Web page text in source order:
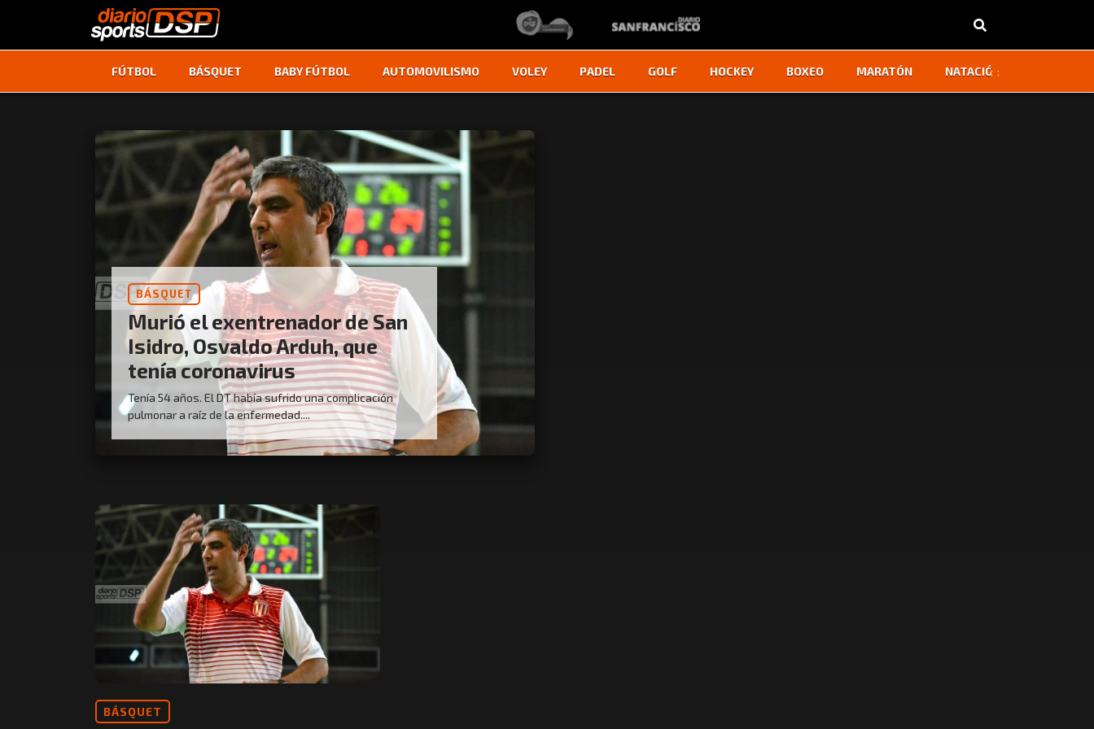
FÚTBOL BÁSQUET BABY FÚTBOL AUTOMOVILISMO VOLEY PADEL GOLF HOCKEY BOXEO MARATÓN NATACIÓN
‹ ›
BÁSQUET
Murió el exentrenador de San
Isidro, Osvaldo Arduh, que
tenía coronavirus
Tenía 54 años. El DT había sufrido una complicación
pulmonar a raíz de la enfermedad....
BÁSQUET